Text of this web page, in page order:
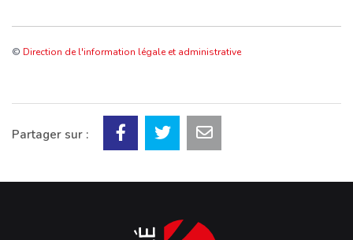
© Direction de l'information légale et administrative
Partager sur :